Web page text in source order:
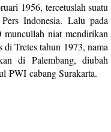
1956, tercetuslah suatu
Indonesia. Lalu pada
muncullah niat mendirikan
di Tretes tahun 1973, nama
di Palembang, diubah
PWI cabang Surakarta.